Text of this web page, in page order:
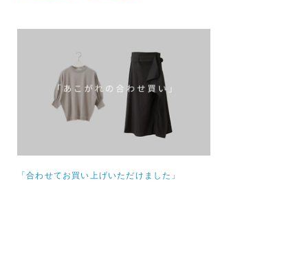
「合わせてお買い上げいただけました」